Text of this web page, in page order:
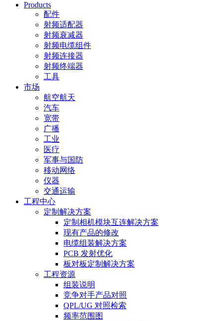
Products
配件
射频适配器
射频衰减器
射频电缆组件
射频连接器
射频终端器
工具
市场
航空航天
汽车
宽带
广播
工业
医疗
军事与国防
移动网络
仪器
交通运输
工程中心
定制解决方案
定制相机模块互连解决方案
现有产品的修改
电缆组装解决方案
PCB 发射优化
板对板定制解决方案
工程资源
组装说明
竞争对手产品对照
QPL/UG 对照检索
频率范围图